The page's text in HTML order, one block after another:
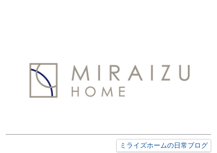
ミライズホームの日常ブログ